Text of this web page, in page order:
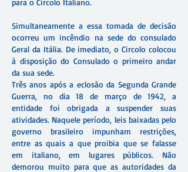
para o Circolo Italiano.
Simultaneamente a essa tomada de decisão
ocorreu um incêndio na sede do consulado
Geral da Itália. De imediato, o Circolo colocou
à disposição do Consulado o primeiro andar
da sua sede.
Três anos após a eclosão da Segunda Grande
Guerra, no dia 18 de março de 1942, a
entidade foi obrigada a suspender suas
atividades. Naquele período, leis baixadas pelo
governo brasileiro impunham restrições,
entre as quais a que proibia que se falasse
em italiano, em lugares públicos. Não
demorou muito para que as autoridades da